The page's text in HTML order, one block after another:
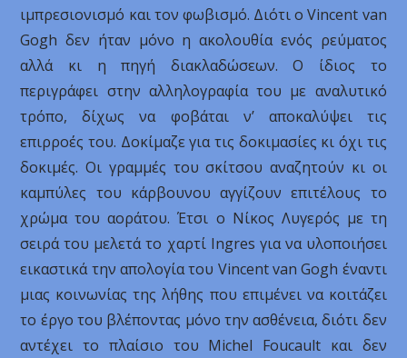
ιμπρεσιονισμό και τον φωβισμό. Διότι ο Vincent van
Gogh δεν ήταν μόνο η ακολουθία ενός ρεύματος
αλλά κι η πηγή διακλαδώσεων. Ο ίδιος το
περιγράφει στην αλληλογραφία του με αναλυτικό
τρόπο, δίχως να φοβάται ν’ αποκαλύψει τις
επιρροές του. Δοκίμαζε για τις δοκιμασίες κι όχι τις
δοκιμές. Οι γραμμές του σκίτσου αναζητούν κι οι
καμπύλες του κάρβουνου αγγίζουν επιτέλους το
χρώμα του αοράτου. Έτσι ο Νίκος Λυγερός με τη
σειρά του μελετά το χαρτί Ingres για να υλοποιήσει
εικαστικά την απολογία του Vincent van Gogh έναντι
μιας κοινωνίας της λήθης που επιμένει να κοιτάζει
το έργο του βλέποντας μόνο την ασθένεια, διότι δεν
αντέχει το πλαίσιο του Michel Foucault και δεν